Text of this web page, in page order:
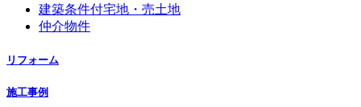
建築条件付宅地・売土地
仲介物件
リフォーム
施工事例